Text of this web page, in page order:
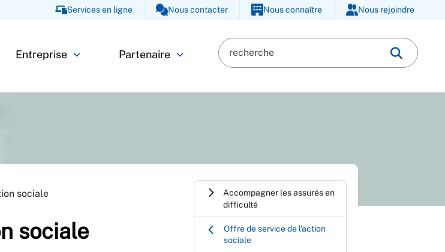
Services en ligne Nous contacter Nous connaître Nous rejoindre
Entreprise Partenaire
sociale
sociale
Accompagner les assurés en
difficulté
Offre de service de l'action
sociale